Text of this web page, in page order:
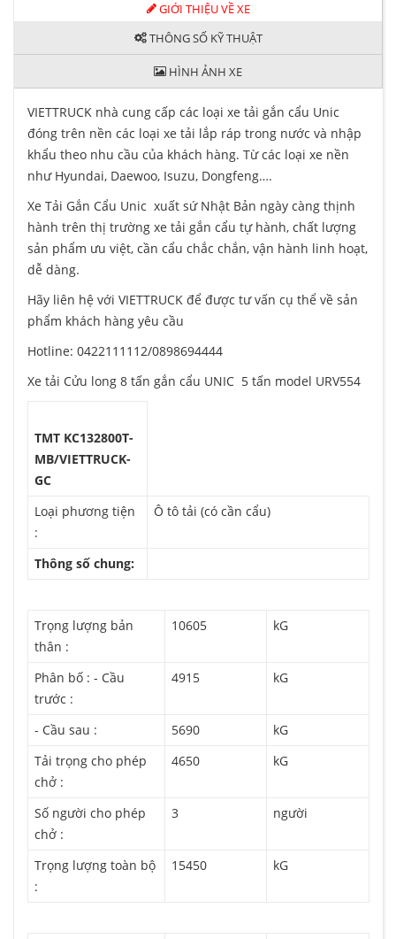
GIỚI THIỆU VỀ XE
THÔNG SỐ KỸ THUẬT
HÌNH ẢNH XE
VIETTRUCK nhà cung cấp các loại xe tải gắn cẩu Unic
đóng trên nền các loại xe tải lắp ráp trong nước và nhập
khẩu theo nhu cầu của khách hàng. Từ các loại xe nền
như Hyundai, Daewoo, Isuzu, Dongfeng….
Xe Tải Gắn Cẩu Unic xuất sứ Nhật Bản ngày càng thịnh
hành trên thị trường xe tải gắn cẩu tự hành, chất lượng
sản phẩm ưu việt, cần cẩu chắc chắn, vận hành linh hoạt,
dễ dàng.
Hãy liên hệ với VIETTRUCK để được tư vấn cụ thể về sản
phẩm khách hàng yêu cầu
Hotline: 0422111112/0898694444
Xe tải Cửu long 8 tấn gắn cẩu UNIC 5 tấn model URV554
TMT KC132800T-
MB/VIETTRUCK-
GC
Loại phương tiện
:
Ô tô tải (có cần cẩu)
Thông số chung:
Trọng lượng bản
thân :
10605 kG
Phân bố : - Cầu
trước :
4915 kG
- Cầu sau : 5690
kG
Tải trọng cho phép
chở :
4650 kG
Số người cho phép
chở :
3 người
Trọng lượng toàn bộ
:
15450 kG